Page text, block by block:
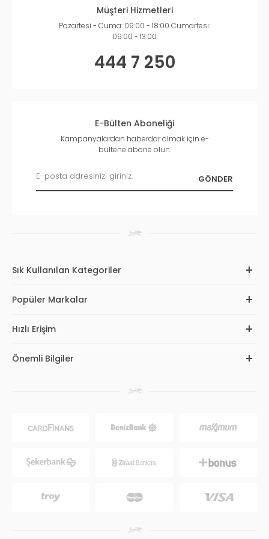
Müşteri Hizmetleri
Pazartesi - Cuma: 09:00 - 18:00 Cumartesi:
09:00 - 13:00
444 7 250
E-Bülten Aboneliği
Kampanyalardan haberdar olmak için e-
bültene abone olun.
Sık Kullanılan Kategoriler
Popüler Markalar
Hızlı Erişim
Önemli Bilgiler